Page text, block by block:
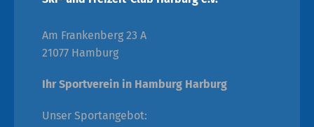
Am Frankenberg 23 A
21077 Hamburg
Ihr Sportverein in Hamburg Harburg
Unser Sportangebot: